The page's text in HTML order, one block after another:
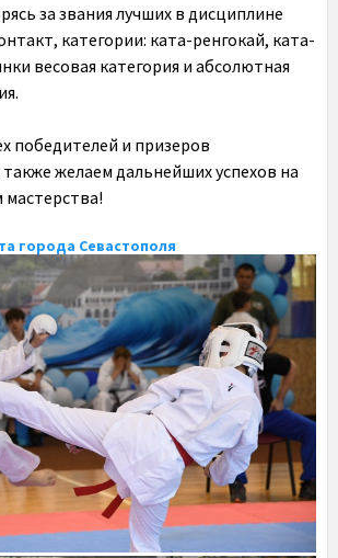
за звания лучших в дисциплине
категории: ката-ренгокай, ката-
весовая категория и абсолютная
победителей и призеров
желаем дальнейших успехов на
города Севастополя